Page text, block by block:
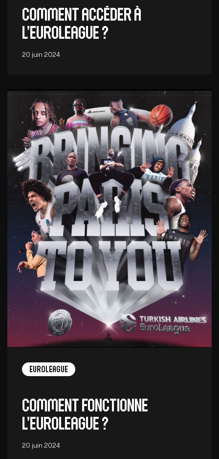
Comment accéder à
l’euroleague ?
20 juin 2024
EuroLeague
Comment fonctionne
l’EuroLeague ?
20 juin 2024